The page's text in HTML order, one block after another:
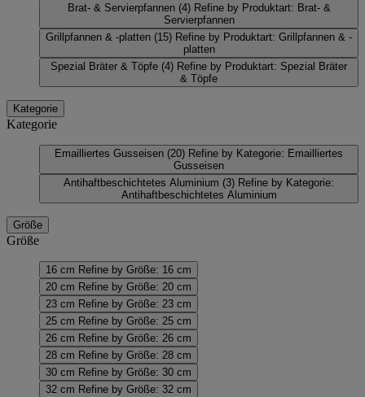
Brat- & Servierpfannen (4) Refine by Produktart: Brat- &
Servierpfannen
Grillpfannen & -platten (15) Refine by Produktart: Grillpfannen & -
platten
Spezial Bräter & Töpfe (4) Refine by Produktart: Spezial Bräter
& Töpfe
Kategorie
Kategorie
Emailliertes Gusseisen (20) Refine by Kategorie: Emailliertes
Gusseisen
Antihaftbeschichtetes Aluminium (3) Refine by Kategorie:
Antihaftbeschichtetes Aluminium
Größe
Größe
16 cm Refine by Größe: 16 cm
20 cm Refine by Größe: 20 cm
23 cm Refine by Größe: 23 cm
25 cm Refine by Größe: 25 cm
26 cm Refine by Größe: 26 cm
28 cm Refine by Größe: 28 cm
30 cm Refine by Größe: 30 cm
32 cm Refine by Größe: 32 cm